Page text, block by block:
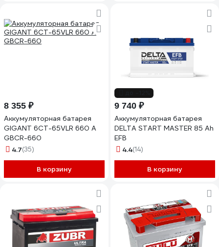
8 355 ₽
Аккумуляторная батарея
GIGANT 6СТ-65VLR 660 A
GBCR-660
4.7(35)
В корзину
9 740 ₽
Аккумуляторная батарея
DELTA START MASTER 85 Ah
EFB
4.4(14)
В корзину